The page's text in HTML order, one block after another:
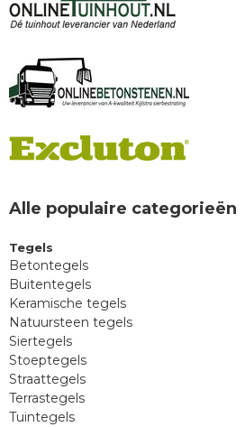
Alle populaire categorieën
Tegels
Betontegels
Buitentegels
Keramische tegels
Natuursteen tegels
Siertegels
Stoeptegels
Straattegels
Terrastegels
Tuintegels